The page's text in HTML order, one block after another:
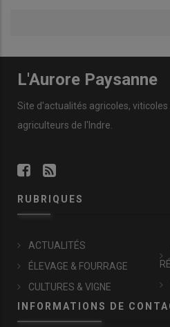
L'Aurore Paysanne
Site d'actualités agricoles,
agriculteurs de l'Indre.
RUBRIQUES
ACTUALITÉS
ÉLEVAGE & FOURRAGE
CULTURES & VIGNE
INFORMATIONS DE